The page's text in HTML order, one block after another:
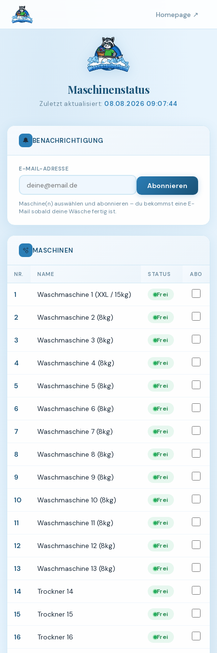
Homepage ↗
Maschinenstatus
Zuletzt aktualisiert: 08.08.2026 09:07:44
🔔 BENACHRICHTIGUNG
E-MAIL-ADRESSE
Abonnieren
Maschine(n) auswählen und abonnieren – du bekommst eine E-
Mail sobald deine Wäsche fertig ist.
🫧 MASCHINEN
NR. NAME STATUS ABO
1 Waschmaschine 1 (XXL / 15kg) Frei
2 Waschmaschine 2 (8kg) Frei
3 Waschmaschine 3 (8kg) Frei
4 Waschmaschine 4 (8kg) Frei
5 Waschmaschine 5 (8kg) Frei
6 Waschmaschine 6 (8kg) Frei
7 Waschmaschine 7 (8kg) Frei
8 Waschmaschine 8 (8kg) Frei
9 Waschmaschine 9 (8kg) Frei
10 Waschmaschine 10 (8kg) Frei
11 Waschmaschine 11 (8kg) Frei
12 Waschmaschine 12 (8kg) Frei
13 Waschmaschine 13 (8kg) Frei
14 Trockner 14 Frei
15 Trockner 15 Frei
16 Trockner 16 Frei